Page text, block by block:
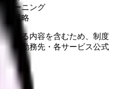
レーニング
・戦略
響する内容を含むため、制度
関・勤務先・各サービス公式
い。